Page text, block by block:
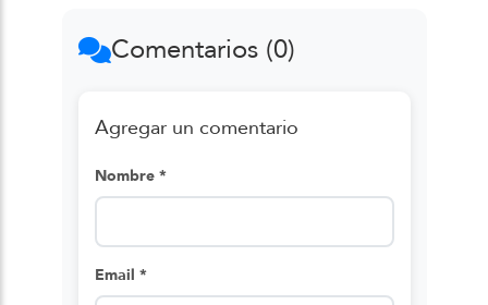
Comentarios (0)
Agregar un comentario
Nombre *
Email *